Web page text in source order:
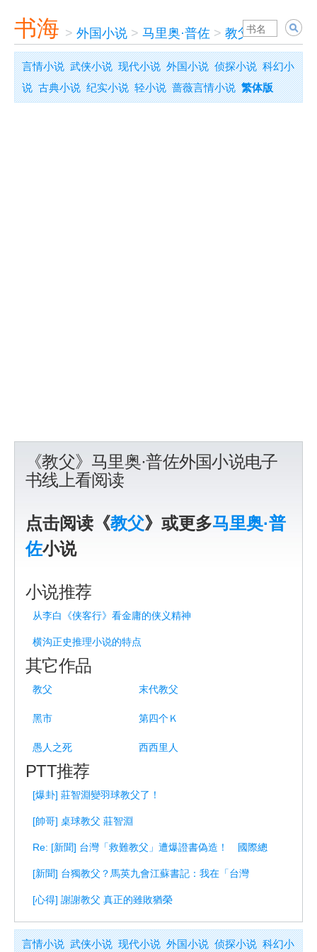
书海 > 外国小说 > 马里奥·普佐 > 教父
言情小说 武侠小说 现代小说 外国小说 侦探小说 科幻小
说 古典小说 纪实小说 轻小说 蔷薇言情小说 繁体版
《教父》马里奥·普佐外国小说电子
书线上看阅读
点击阅读《教父》或更多马里奥·普
佐小说
小说推荐
从李白《侠客行》看金庸的侠义精神
横沟正史推理小说的特点
其它作品
教父 末代教父
黑市 第四个Ｋ
愚人之死 西西里人
PTT推荐
[爆卦] 莊智淵變羽球教父了！
[帥哥] 桌球教父 莊智淵
Re: [新聞] 台灣「救難教父」遭爆證書偽造！ 國際總
[新聞] 台獨教父？馬英九會江蘇書記：我在「台灣
[心得] 謝謝教父 真正的雖敗猶榮
言情小说 武侠小说 现代小说 外国小说 侦探小说 科幻小